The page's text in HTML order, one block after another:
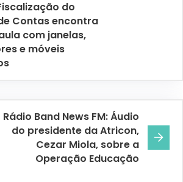
do
Contas encontra
com janelas,
e móveis
Rádio Band News FM: Áudio
do presidente da Atricon,
Cezar Miola, sobre a
Operação Educação